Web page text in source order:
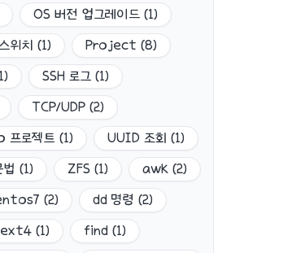
OS 버전 업그레이드 (1)
위치 (1) Project (8)
1) SSH 로그 (1)
TCP/UDP (2)
프로젝트 (1) UUID 조회 (1)
(1) ZFS (1) awk (2)
(2) dd 명령 (2)
ext4 (1) find (1)